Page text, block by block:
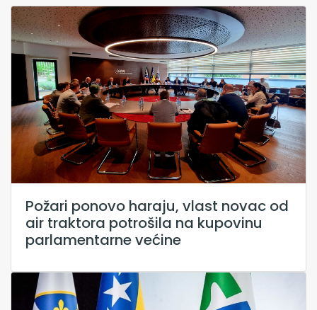
Požari ponovo haraju, vlast novac od
air traktora potrošila na kupovinu
parlamentarne većine